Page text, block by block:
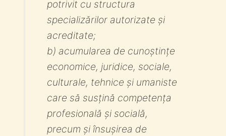
potrivit cu structura
specializărilor autorizate și
acreditate;
b) acumularea de cunoștințe
economice, juridice, sociale,
culturale, tehnice și umaniste
care să susțină competența
profesională și socială,
precum și însușirea de